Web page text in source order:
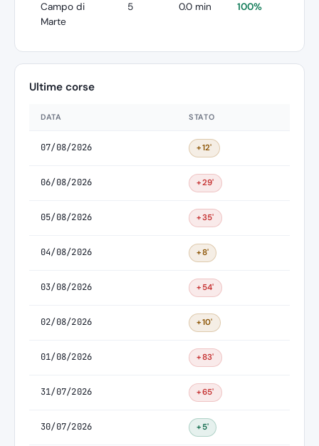
Campo di
Marte
5 0.0 min 100%
Ultime corse
DATA STATO
07/08/2026 +12'
06/08/2026 +29'
05/08/2026 +35'
04/08/2026 +8'
03/08/2026 +54'
02/08/2026 +10'
01/08/2026 +83'
31/07/2026 +65'
30/07/2026 +5'